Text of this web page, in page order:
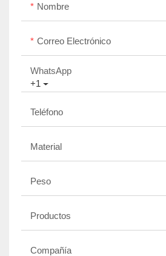
Nombre
Correo Electrónico
+1
WhatsApp
Teléfono
Material
Peso
Productos
Compañía